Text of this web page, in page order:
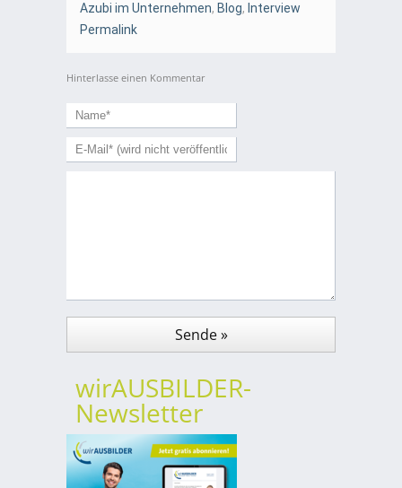
Azubi im Unternehmen, Blog, Interview
Permalink
Hinterlasse einen Kommentar
wirAUSBILDER-
Newsletter